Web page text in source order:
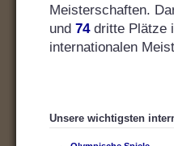
Meisterschaften.
und 74dritte Plätze
internationalen
Unsere wichtigsten